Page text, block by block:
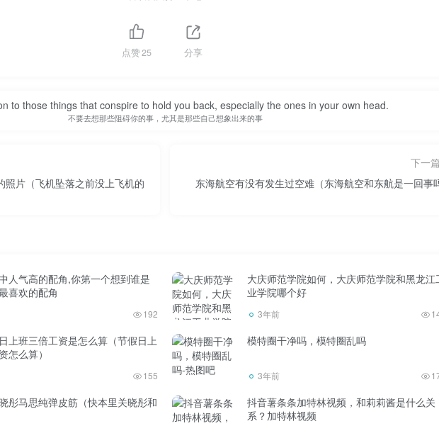
强调起飞或降落前一定要系好安全带。飞机颠簸时也会提醒乘客系好安全带。但是，除
发生，很多问题可能连机组人员都不知道。比如突然的强湍流、机舱玻璃突然破碎、飞
酒。
的乘客可能还在那里迷糊。那时候可能没人注意你，对自救非常不利。
全门。
的时间。上面是最流行的飞机波音737-800的安全门图，下面是空客320的安全门图。
点赞25 分享
to those things that conspire to hold you back, especially the ones in your own head.
不要去想那些阻碍你的事，尤其是那些自己想象出来的事
片（飞机坠落之前没上飞机的
下一篇
东海航空有没有发生过空难（东海航空和东航是一回事
人气高的配角,你第一个想到谁是
喜欢的配角
192
大庆师范学院如何，大庆师范学院和黑龙江
业学院哪个好
3年前
上班三倍工资是怎么算（节假日上
怎么算）
155
模特圈干净吗，模特圈乱吗
3年前
彤马思纯弹皮筋（快本里关晓彤和
抖音薯条条加特林视频，和莉莉酱是什么关
系？加特林视频